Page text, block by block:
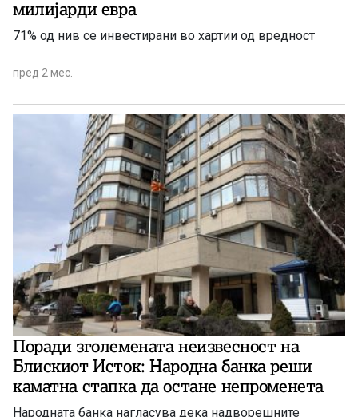
милијарди евра
71% од нив се инвестирани во хартии од вредност
пред 2 мес.
Поради зголемената неизвесност на
Блискиот Исток: Народна банка реши
каматна стапка да остане непроменета
Народната банка нагласува дека надворешните